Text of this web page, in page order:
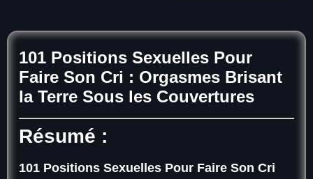
101 Positions Sexuelles Pour
Faire Son Cri : Orgasmes Brisant
la Terre Sous les Couvertures
Résumé :
101 Positions Sexuelles Pour Faire Son Cri